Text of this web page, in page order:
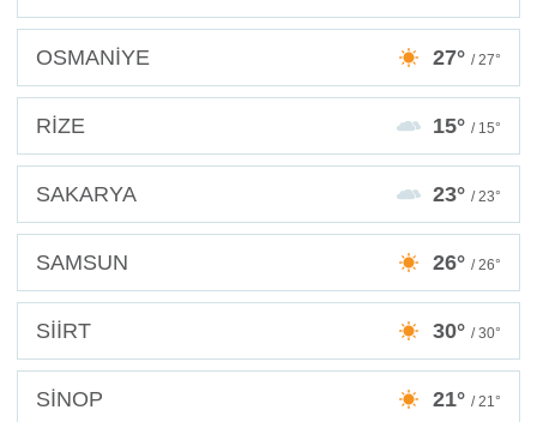
OSMANİYE 27° / 27°
RİZE 15° / 15°
SAKARYA 23° / 23°
SAMSUN 26° / 26°
SİİRT 30° / 30°
SİNOP 21° / 21°